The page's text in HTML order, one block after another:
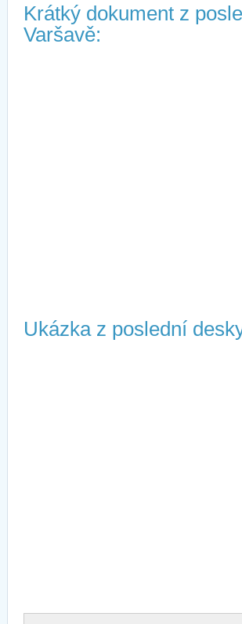
Krátký dokument z
Varšavě:
Ukázka z poslední